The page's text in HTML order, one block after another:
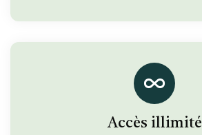
Accès illimité